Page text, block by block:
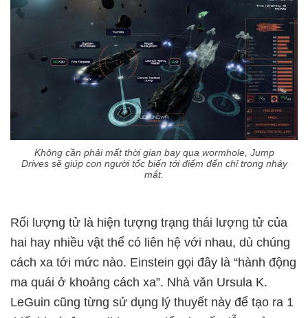
Không cần phải mất thời gian bay qua wormhole, Jump
Drives sẽ giúp con người tốc biến tới điểm đến chỉ trong nháy
mắt.
Rối lượng tử là hiện tượng trạng thái lượng tử của
hai hay nhiều vật thể có liên hệ với nhau, dù chúng
cách xa tới mức nào. Einstein gọi đây là “hành động
ma quái ở khoảng cách xa”. Nhà văn Ursula K.
LeGuin cũng từng sử dụng lý thuyết này để tạo ra 1